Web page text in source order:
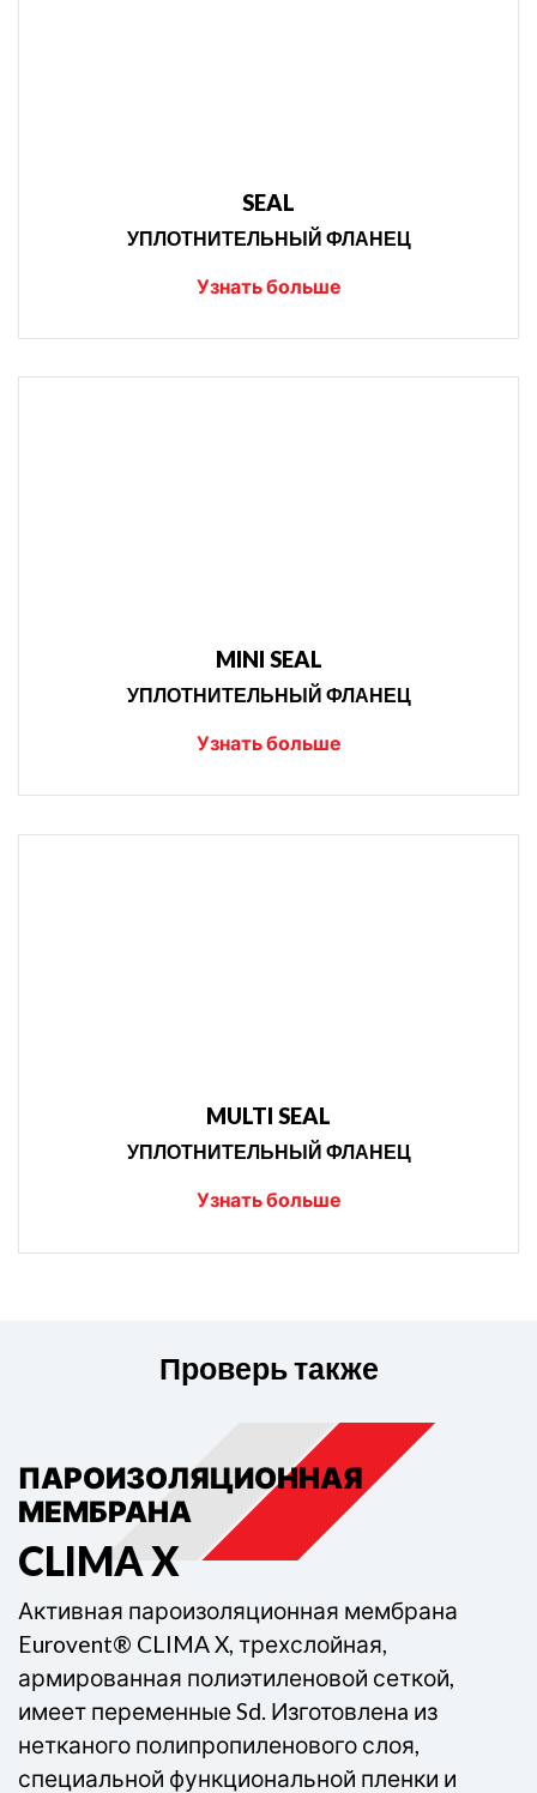
SEAL
УПЛОТНИТЕЛЬНЫЙ ФЛАНЕЦ
Узнать больше
MINI SEAL
УПЛОТНИТЕЛЬНЫЙ ФЛАНЕЦ
Узнать больше
MULTI SEAL
УПЛОТНИТЕЛЬНЫЙ ФЛАНЕЦ
Узнать больше
Проверь также
ВЕТРОЗАЩИТНАЯ МЕМБРАНА
FASSADE
Cлойная ветрозащитная мембрана
Eurovent® FASSADE обладающая высокой
паропроницаемостью. Используется
главным образом для фасадов -
вентилируемых, чрезвычайно устойчива к
ультрафиолетовому излучению - прошла
испытание 5000 часов. Состоится из слоя
ПАРОИЗОЛЯЦИОННАЯ
МЕМБРАНА
CLIMA X
Активная пароизоляционная мембрана
Eurovent® CLIMA X, трехслойная,
армированная полиэтиленовой сеткой,
имеет переменные Sd. Изготовленa из
нетканого полипропиленового слоя,
специальной функциональной пленки и